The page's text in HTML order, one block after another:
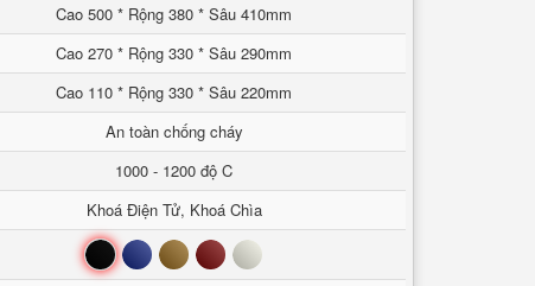
Cao 500 * Rộng 380 * Sâu 410mm
Cao 270 * Rộng 330 * Sâu 290mm
Cao 110 * Rộng 330 * Sâu 220mm
An toàn chống cháy
1000 - 1200 độ C
Khoá Điện Tử, Khoá Chìa
Đen Xanh Nâu Đỏ Trắng